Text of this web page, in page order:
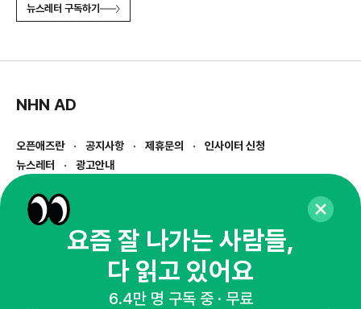
뉴스레터 구독하기
NHN AD
오픈애즈란 공지사항 제휴문의
인사이터 신청
뉴스레터
광고안내
경기도 성남시 분당구 대왕판교로645번길 16
사업자등록번호 : 144-81-27690(
통신판매업신고번호 : 2014-경기성남-1023
호스팅서비스사업자 : 오픈애즈
1800-2198
openads@openads.co.kr
요즘 잘 나가는 사람들,
다 읽고 있어요
6.4만 명 구독 중 · 무료